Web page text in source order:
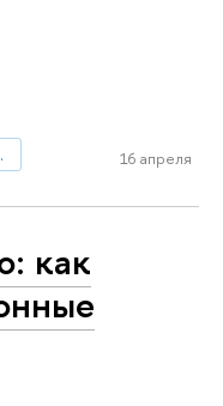
экономики»
16 апреля
как